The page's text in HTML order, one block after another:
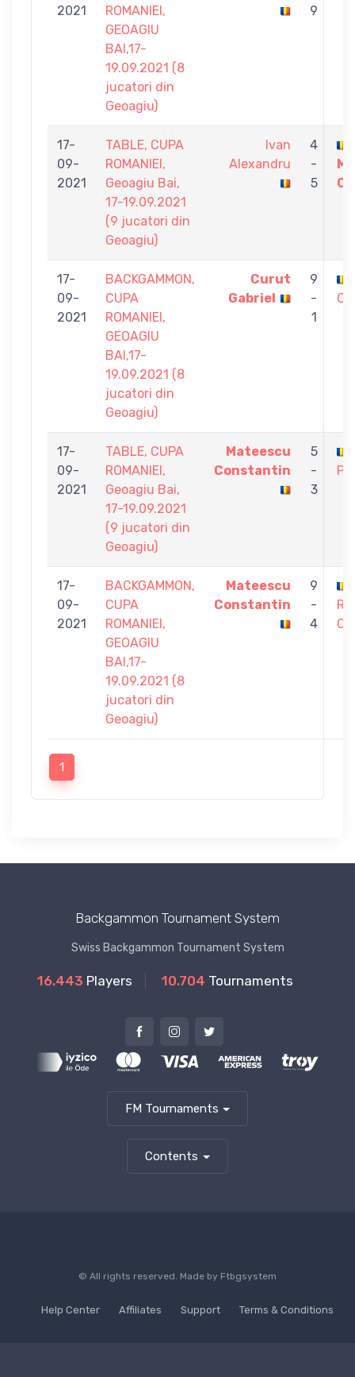
2021
ROMANIEI,
GEOAGIU
BAI,17-
19.09.2021 (8
jucatori din
Geoagiu)
9
17-
09-
2021
TABLE, CUPA
ROMANIEI,
Geoagiu Bai,
17-19.09.2021
(9 jucatori din
Geoagiu)
Ivan
Alexandru
4
-
5
17-
09-
2021
BACKGAMMON,
CUPA
ROMANIEI,
GEOAGIU
BAI,17-
19.09.2021 (8
jucatori din
Geoagiu)
Curut
Gabriel
9
-
1
17-
09-
2021
TABLE, CUPA
ROMANIEI,
Geoagiu Bai,
17-19.09.2021
(9 jucatori din
Geoagiu)
Mateescu
Constantin
5
-
3
17-
09-
2021
BACKGAMMON,
CUPA
ROMANIEI,
GEOAGIU
BAI,17-
19.09.2021 (8
jucatori din
Geoagiu)
Mateescu
Constantin
9
-
4
1
Backgammon Tournament System
Swiss Backgammon Tournament System
16.443 Players 10.704 Tournaments
FM Tournaments
Contents
© All rights reserved. Made by Ftbgsystem
Help Center Affiliates Support Terms & Conditions